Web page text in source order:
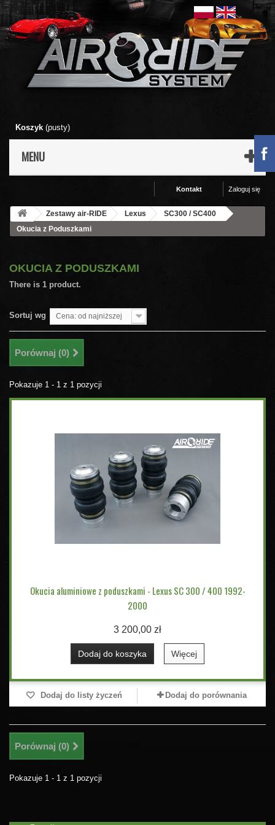
Koszyk (pusty)
MENU
Zaloguj się
Kontakt
Zestawy air-RIDE Lexus
SC300 / SC400
Okucia z Poduszkami
OKUCIA Z PODUSZKAMI
There is 1 product.
Sortuj wg Cena: od najniższej
Porównaj (0)
Pokazuje 1 - 1 z 1 pozycji
Okucia aluminiowe z poduszkami - Lexus SC 300 / 400 1992-
2000
3 200,00 zł
Dodaj do koszyka Więcej
Dodaj do listy życzeń Dodaj do porównania
Porównaj (0)
Pokazuje 1 - 1 z 1 pozycji